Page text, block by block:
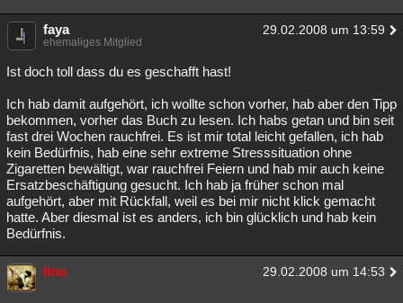
faya 29.02.2008 um 13:59
ehemaliges Mitglied
Ist doch toll dass du es geschafft hast!
Ich hab damit aufgehört, ich wollte schon vorher, hab aber den Tipp
bekommen, vorher das Buch zu lesen. Ich habs getan und bin seit
fast drei Wochen rauchfrei. Es ist mir total leicht gefallen, ich hab
kein Bedürfnis, hab eine sehr extreme Stresssituation ohne
Zigaretten bewältigt, war rauchfrei Feiern und hab mir auch keine
Ersatzbeschäftigung gesucht. Ich hab ja früher schon mal
aufgehört, aber mit Rückfall, weil es bei mir nicht klick gemacht
hatte. Aber diesmal ist es anders, ich bin glücklich und hab kein
Bedürfnis.
lino 29.02.2008 um 14:53